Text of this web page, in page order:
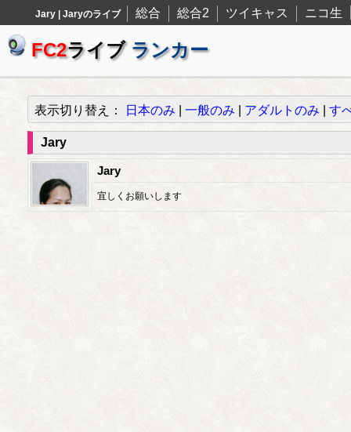
Jary | Jaryのライブ 総合 総合2 ツイキャス ニコ生
FC2ライブ ランカー
表示切り替え： 日本のみ 一般のみ アダルトのみ す
Jary
Jary
宜しくお願いします